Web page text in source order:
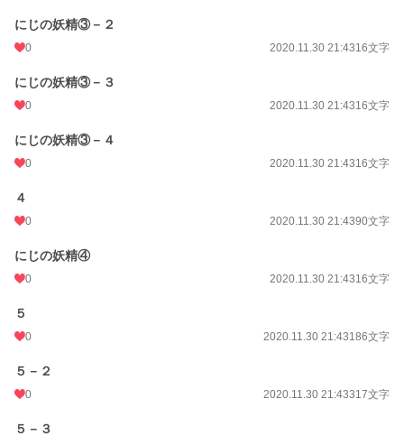
にじの妖精③－２
0 2020.11.30 21:4316文字
にじの妖精③－３
0 2020.11.30 21:4316文字
にじの妖精③－４
0 2020.11.30 21:4316文字
４
0 2020.11.30 21:4390文字
にじの妖精④
0 2020.11.30 21:4316文字
５
0 2020.11.30 21:43186文字
５－２
0 2020.11.30 21:43317文字
５－３